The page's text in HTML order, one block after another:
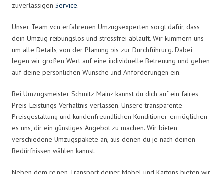
zuverlässigen Service.
Unser Team von erfahrenen Umzugsexperten sorgt dafür, dass
dein Umzug reibungslos und stressfrei abläuft. Wir kümmern uns
um alle Details, von der Planung bis zur Durchführung. Dabei
legen wir großen Wert auf eine individuelle Betreuung und gehen
auf deine persönlichen Wünsche und Anforderungen ein.
Bei Umzugsmeister Schmitz Mainz kannst du dich auf ein faires
Preis-Leistungs-Verhältnis verlassen. Unsere transparente
Preisgestaltung und kundenfreundlichen Konditionen ermöglichen
es uns, dir ein günstiges Angebot zu machen. Wir bieten
verschiedene Umzugspakete an, aus denen du je nach deinen
Bedürfnissen wählen kannst.
Neben dem reinen Transport deiner Möbel und Kartons bieten wir